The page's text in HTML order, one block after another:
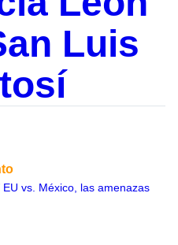
Luis
EU vs. México, las amenazas